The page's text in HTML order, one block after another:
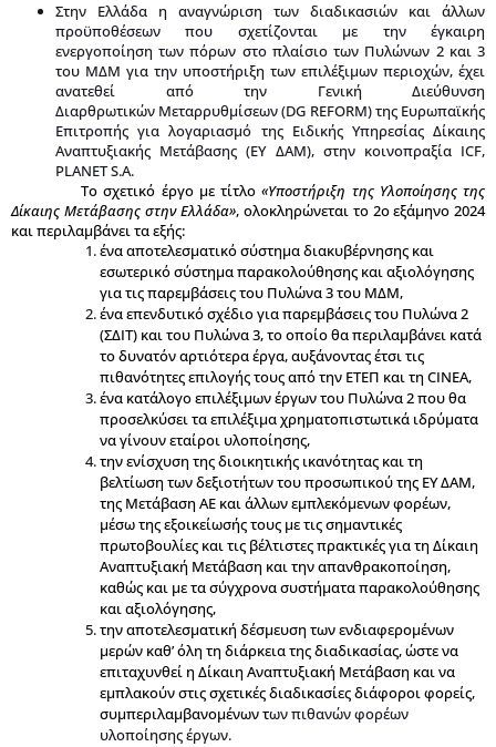
Στην Ελλάδα η αναγνώριση των διαδικασιών και άλλων
προϋποθέσεων που σχετίζονται με την έγκαιρη
ενεργοποίηση των πόρων στο πλαίσιο των Πυλώνων 2 και 3
του ΜΔΜ για την υποστήριξη των επιλέξιμων περιοχών, έχει
ανατεθεί από την Γενική Διεύθυνση
Διαρθρωτικών Μεταρρυθμίσεων (DG REFORM) της Ευρωπαϊκής
Επιτροπής για λογαριασμό της Ειδικής Υπηρεσίας Δίκαιης
Αναπτυξιακής Μετάβασης (ΕΥ ΔΑΜ), στην κοινοπραξία ICF,
PLANET S.A.
Το σχετικό έργο με τίτλο«Υποστήριξη της Υλοποίησης της
Δίκαιης Μετάβασης στην Ελλάδα», ολοκληρώνεται το 2οεξάμηνο 2024
και περιλαμβάνει τα εξής:
ένα αποτελεσματικό σύστημα διακυβέρνησης και
εσωτερικό σύστημα παρακολούθησης και αξιολόγησης
για τις παρεμβάσεις του Πυλώνα 3 του ΜΔΜ,
ένα επενδυτικό σχέδιο για παρεμβάσεις του Πυλώνα 2
(ΣΔΙΤ) και του Πυλώνα 3, το οποίο θα περιλαμβάνει κατά
το δυνατόν αρτιότερα έργα, αυξάνοντας έτσι τις
πιθανότητες επιλογής τους από την ΕΤΕΠ και τη CINEA,
ένα κατάλογο επιλέξιμων έργων του Πυλώνα 2 που θα
προσελκύσει τα επιλέξιμα χρηματοπιστωτικά ιδρύματα
να γίνουν εταίροι υλοποίησης,
την ενίσχυση της διοικητικής ικανότητας και τη
βελτίωση των δεξιοτήτων του προσωπικού της ΕΥ ΔΑΜ,
της Μετάβαση ΑΕ και άλλων εμπλεκόμενων φορέων,
μέσω της εξοικείωσής τους με τις σημαντικές
πρωτοβουλίες και τις βέλτιστες πρακτικές για τη Δίκαιη
Αναπτυξιακή Μετάβαση και την απανθρακοποίηση,
καθώς και με τα σύγχρονα συστήματα παρακολούθησης
και αξιολόγησης,
την αποτελεσματική δέσμευση των ενδιαφερομένων
μερών καθ’ όλη τη διάρκεια της διαδικασίας, ώστε να
επιταχυνθεί η Δίκαιη Αναπτυξιακή Μετάβαση και να
εμπλακούν στις σχετικές διαδικασίες διάφοροι φορείς,
συμπεριλαμβανομένων των πιθανών φορέων
υλοποίησης έργων.